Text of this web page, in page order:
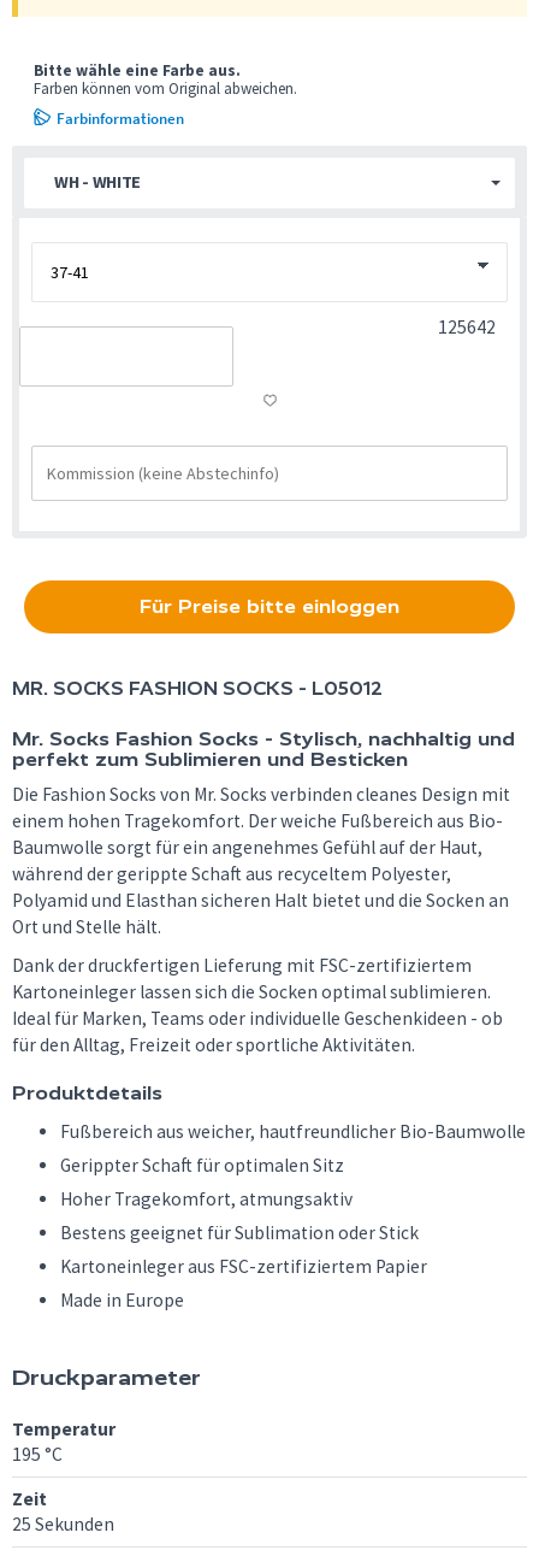
WH - WHITE
Bitte wähle eine Farbe aus.
Farben können vom Original abweichen.
Farbinformationen
125642
Für Preise bitte einloggen
MR. SOCKS FASHION SOCKS - L05012
Mr. Socks Fashion Socks - Stylisch, nachhaltig und
perfekt zum Sublimieren und Besticken
Die Fashion Socks von Mr. Socks verbinden cleanes Design mit
einem hohen Tragekomfort. Der weiche Fußbereich aus Bio-
Baumwolle sorgt für ein angenehmes Gefühl auf der Haut,
während der gerippte Schaft aus recyceltem Polyester,
Polyamid und Elasthan sicheren Halt bietet und die Socken an
Ort und Stelle hält.
Dank der druckfertigen Lieferung mit FSC-zertifiziertem
Kartoneinleger lassen sich die Socken optimal sublimieren.
Ideal für Marken, Teams oder individuelle Geschenkideen - ob
für den Alltag, Freizeit oder sportliche Aktivitäten.
Produktdetails
Fußbereich aus weicher, hautfreundlicher Bio-Baumwolle
Gerippter Schaft für optimalen Sitz
Hoher Tragekomfort, atmungsaktiv
Bestens geeignet für Sublimation oder Stick
Kartoneinleger aus FSC-zertifiziertem Papier
Made in Europe
Druckparameter
Temperatur
195 °C
Zeit
25 Sekunden